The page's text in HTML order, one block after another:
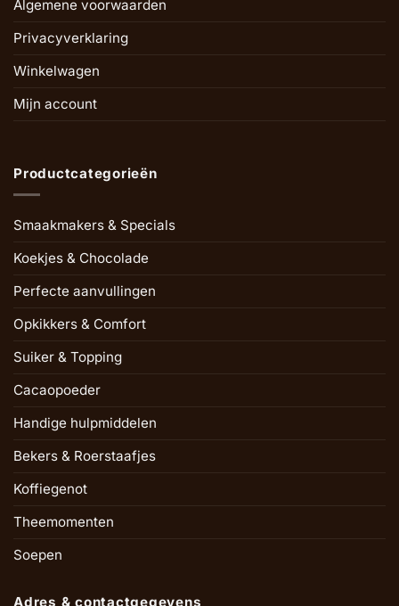
Algemene voorwaarden
Privacyverklaring
Winkelwagen
Mijn account
Productcategorieën
Smaakmakers & Specials
Koekjes & Chocolade
Perfecte aanvullingen
Opkikkers & Comfort
Suiker & Topping
Cacaopoeder
Handige hulpmiddelen
Bekers & Roerstaafjes
Koffiegenot
Theemomenten
Soepen
Adres & contactgegevens